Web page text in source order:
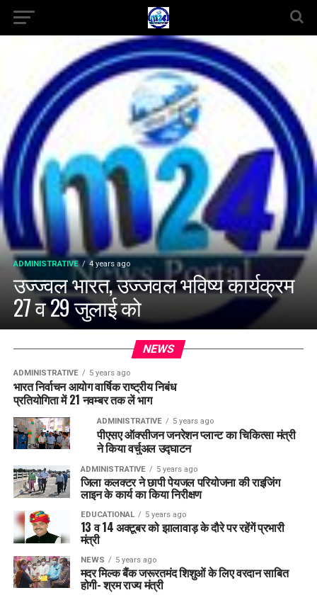
ADMINISTRATIVE 4 years ago
उज्ज्वल भारत, उज्जवल भविष्य कार्यक्रम
27 व 29 जुलाई को
NEWS
ADMINISTRATIVE 5 years ago
भारत निर्वाचन आयोग वार्षिक राष्ट्रीय निबंध
प्रतियोगिता में 21 नवम्बर तक लें भाग
ADMINISTRATIVE 5 years ago
पीएसए ऑक्सीजन जनरेशन प्लान्ट का चिकित्सा मंत्री
ने किया वर्चुअल उद्घाटन
ADMINISTRATIVE 5 years ago
जिला कलक्टर ने छापी पेयजल परियोजना की राइजिंग
लाइन के कार्य का किया निरीक्षण
EDUCATIONAL 5 years ago
13 व 14 अक्टूबर को झालावाड़ के दौरे पर रहेंगें प्रभारी
मंत्री
NEWS 5 years ago
मदर मिल्क बैंक जरूरतमंद शिशुओं के लिए वरदान साबित
होगी- श्रम राज्य मंत्री